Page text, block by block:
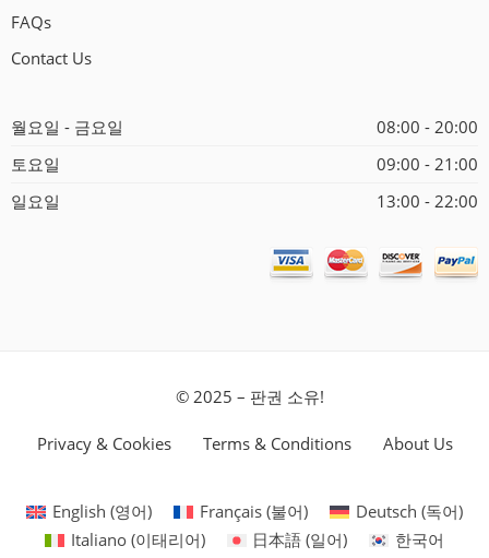
FAQs
Contact Us
월요일 - 금요일
08:00 - 20:00
토요일
09:00 - 21:00
일요일
13:00 - 22:00
© 2025 – 판권 소유!
Privacy & Cookies Terms & Conditions About Us
English (영어) Français(불어) Deutsch (독어)
Italiano(이태리어) 日本語 (일어) 한국어